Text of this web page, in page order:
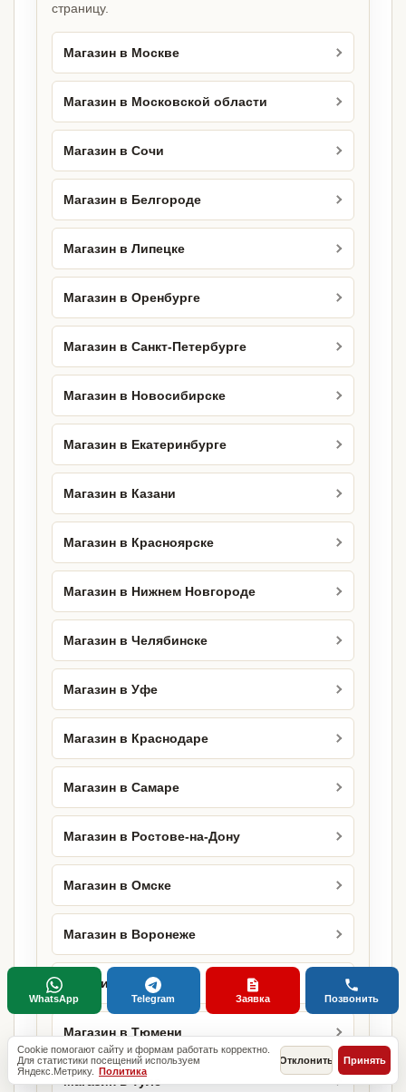
страницу.
Магазин в Москве
Магазин в Московской области
Магазин в Сочи
Магазин в Белгороде
Магазин в Липецке
Магазин в Оренбурге
Магазин в Санкт-Петербурге
Магазин в Новосибирске
Магазин в Екатеринбурге
Магазин в Казани
Магазин в Красноярске
Магазин в Нижнем Новгороде
Магазин в Челябинске
Магазин в Уфе
Магазин в Краснодаре
Магазин в Самаре
Магазин в Ростове-на-Дону
Магазин в Омске
Магазин в Воронеже
Магазин в Перми
Магазин в Тюмени
Магазин в Туле
Cookie помогают сайту и формам работать корректно.
Для статистики посещений используем
Яндекс.Метрику. Политика
Отклонить Принять
WhatsApp Telegram Заявка Позвонить